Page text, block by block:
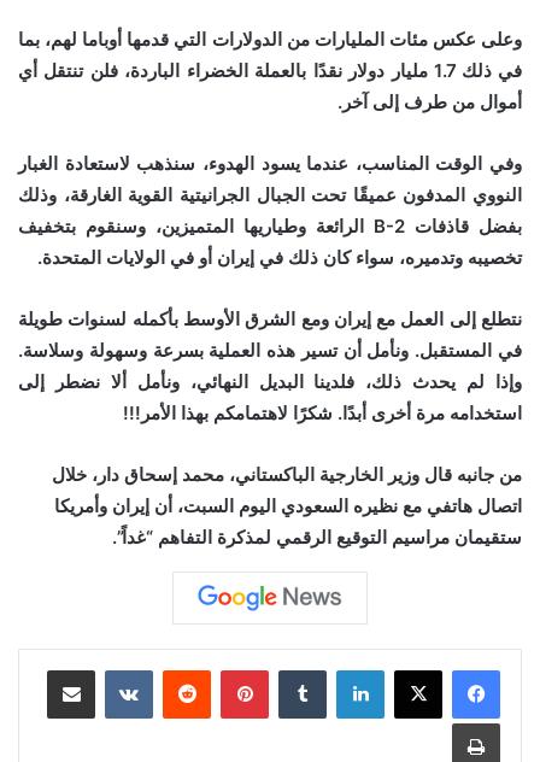
وعلى عكس مئات المليارات من الدولارات التي قدمها أوباما لهم، بما
في ذلك 1.7 مليار دولار نقدًا بالعملة الخضراء الباردة، فلن تنتقل أي
أموال من طرف إلى آخر.
وفي الوقت المناسب، عندما يسود الهدوء، سنذهب لاستعادة الغبار
النووي المدفون عميقًا تحت الجبال الجرانيتية القوية الغارقة، وذلك
بفضل قاذفات B-2 الرائعة وطياريها المتميزين، وسنقوم بتخفيف
تخصيبه وتدميره، سواء كان ذلك في إيران أو في الولايات المتحدة.
نتطلع إلى العمل مع إيران ومع الشرق الأوسط بأكمله لسنوات طويلة
في المستقبل. ونأمل أن تسير هذه العملية بسرعة وسهولة وسلاسة.
وإذا لم يحدث ذلك، فلدينا البديل النهائي، ونأمل ألا نضطر إلى
استخدامه مرة أخرى أبدًا. شكرًا لاهتمامكم بهذا الأمر!!!
من جانبه قال وزير الخارجية الباكستاني، محمد إسحاق دار، خلال
اتصال هاتفي مع نظيره السعودي اليوم السبت، أن إيران وأمريكا
ستقيمان مراسيم التوقيع الرقمي لمذكرة التفاهم “غداً”.
لينكدإن بينتيريست